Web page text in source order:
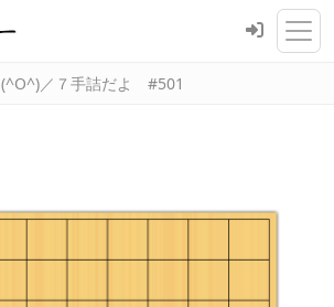
(^O^)／７手詰だよ #501